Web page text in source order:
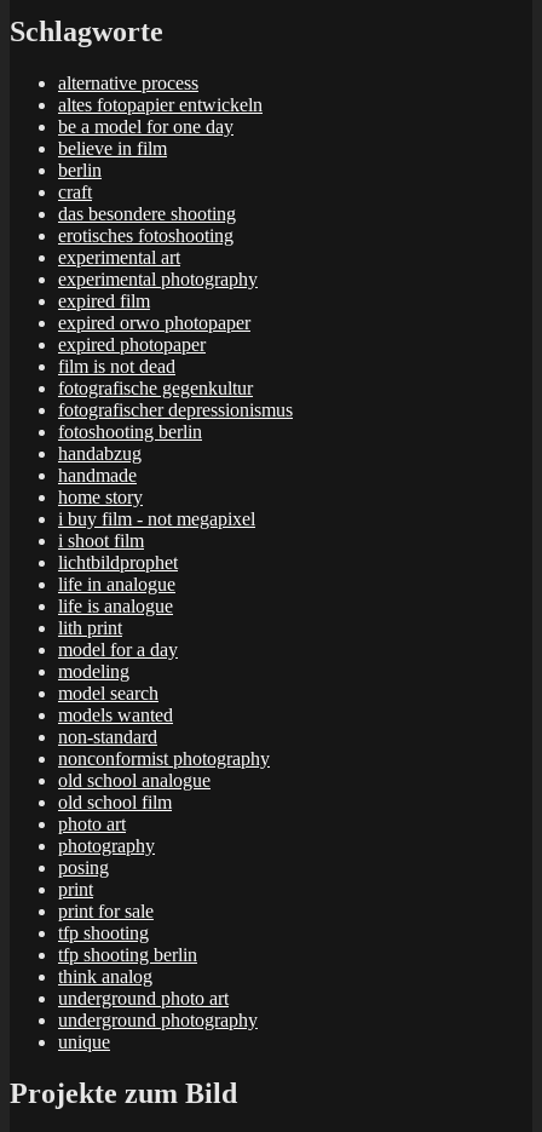
Schlagworte
alternative process
altes fotopapier entwickeln
be a model for one day
believe in film
berlin
craft
das besondere shooting
erotisches fotoshooting
experimental art
experimental photography
expired film
expired orwo photopaper
expired photopaper
film is not dead
fotografische gegenkultur
fotografischer depressionismus
fotoshooting berlin
handabzug
handmade
home story
i buy film - not megapixel
i shoot film
lichtbildprophet
life in analogue
life is analogue
lith print
model for a day
modeling
model search
models wanted
non-standard
nonconformist photography
old school analogue
old school film
photo art
photography
posing
print
print for sale
tfp shooting
tfp shooting berlin
think analog
underground photo art
underground photography
unique
Projekte zum Bild